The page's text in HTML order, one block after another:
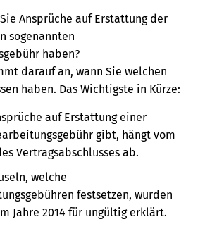
Ansprüche auf Erstattung der
sogenannten
haben?
darauf an, wann Sie welchen
haben. Das Wichtigste in Kürze:
auf Erstattung einer
gibt, hängt vom
Vertragsabschlusses ab.
welche
festsetzen, wurden
Jahre 2014 für ungültig erklärt.